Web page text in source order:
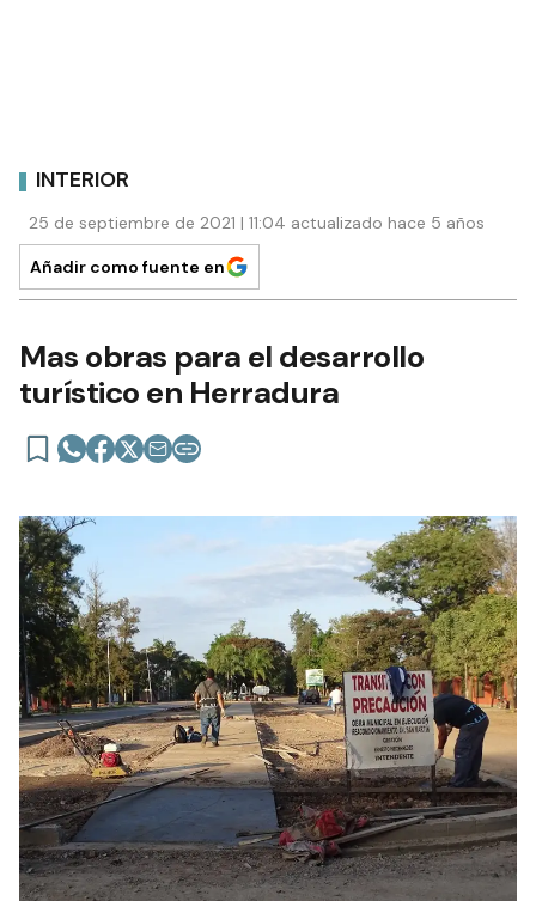
INTERIOR
25 de septiembre de 2021 | 11:04 actualizado hace 5 años
Añadir como fuente en
Mas obras para el desarrollo
turístico en Herradura